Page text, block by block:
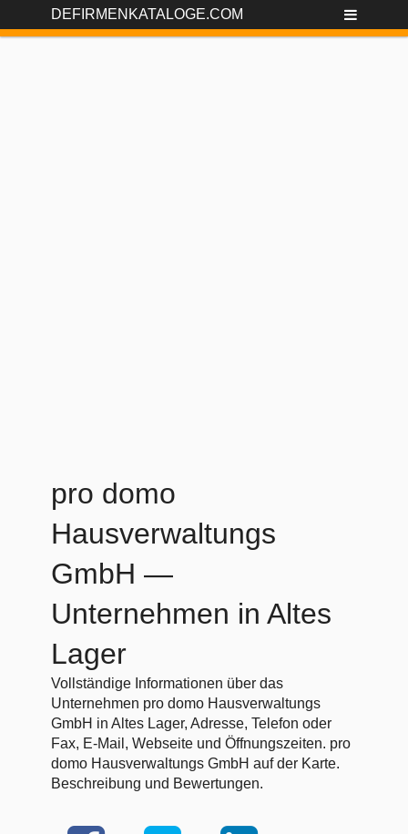
DEFIRMENKATALOGE.COM
pro domo
Hausverwaltungs
GmbH —
Unternehmen in Altes
Lager
Vollständige Informationen über das
Unternehmen pro domo Hausverwaltungs
GmbH in Altes Lager, Adresse, Telefon oder
Fax, E-Mail, Webseite und Öffnungszeiten. pro
domo Hausverwaltungs GmbH auf der Karte.
Beschreibung und Bewertungen.